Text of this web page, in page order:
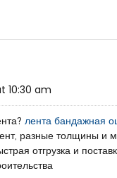
10:30 am
лента бандажная
разные толщины и
отгрузка и